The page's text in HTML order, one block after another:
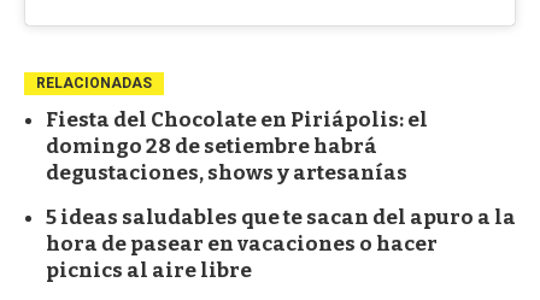
RELACIONADAS
Fiesta del Chocolate en Piriápolis: el
domingo 28 de setiembre habrá
degustaciones, shows y artesanías
5 ideas saludables que te sacan del apuro a la
hora de pasear en vacaciones o hacer
picnics al aire libre